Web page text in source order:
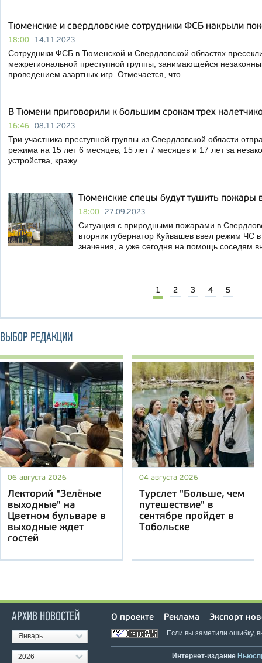
Тюменские и свердловские сотрудники ФСБ накрыли
18:00 14.11.2023
Сотрудники ФСБ в Тюменской и Свердловской областях
межрегиональной преступной группы, занимающейся
проведением азартных игр. Отмечается, что …
В Тюмени приговорили к большим срокам трех
16:46 08.11.2023
Три участника преступной группы из Свердловской области
режима на 15 лет 6 месяцев, 15 лет 7 месяцев и 17 лет за
устройства, кражу …
Тюменские спецы будут тушить пожары
18:00 27.09.2023
Ситуация с природными пожарами в
вторник губернатор Куйвашев ввел режим ЧС
значения, а уже сегодня на помощь соседям
1 2 3 4 5
ВЫБОР РЕДАКЦИИ
06 августа 2026
Лекторий "Зелёные
выходные" на
Цветном бульваре в
выходные ждет
гостей
04 августа 2026
Турслет "Больше, чем
путешествие" в
сентябре пройдет в
Тобольске
АРХИВ НОВОСТЕЙ
Январь
2026
О проекте Реклама Экспорт
Если вы заметили ошибку,
Интернет-издание